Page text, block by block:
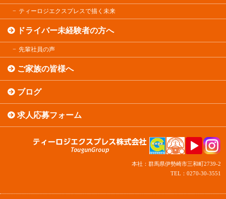
ティーロジエクスプレスで描く未来
ドライバー未経験者の方へ
先輩社員の声
ご家族の皆様へ
ブログ
求人応募フォーム
本社：群馬県伊勢崎市三和町2739-2
TEL：0270-30-3551